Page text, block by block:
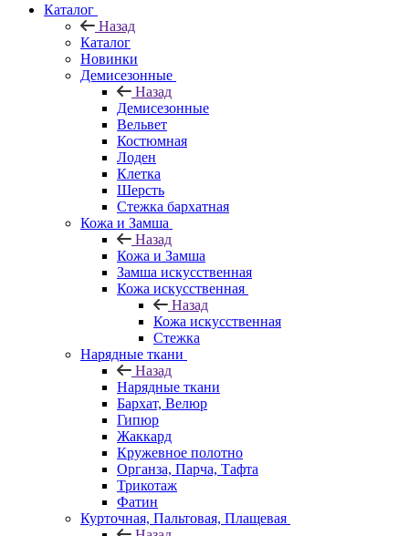
Каталог
Назад
Каталог
Новинки
Демисезонные
Назад
Демисезонные
Вельвет
Костюмная
Лоден
Клетка
Шерсть
Стежка бархатная
Кожа и Замша
Назад
Кожа и Замша
Замша искусственная
Кожа искусственная
Назад
Кожа искусственная
Стежка
Нарядные ткани
Назад
Нарядные ткани
Бархат, Велюр
Гипюр
Жаккард
Кружевное полотно
Органза, Парча, Тафта
Трикотаж
Фатин
Курточная, Пальтовая, Плащевая